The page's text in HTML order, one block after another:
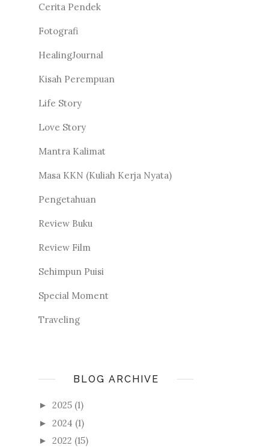
Cerita Pendek
Fotografi
HealingJournal
Kisah Perempuan
Life Story
Love Story
Mantra Kalimat
Masa KKN (Kuliah Kerja Nyata)
Pengetahuan
Review Buku
Review Film
Sehimpun Puisi
Special Moment
Traveling
BLOG ARCHIVE
► 2025 (1)
► 2024 (1)
► 2022 (15)